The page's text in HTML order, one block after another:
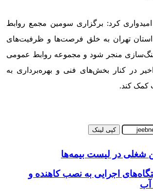
امیدواری کرد: برگزاری سومین مجمع روابط
استان تهران به خلق فرصت‌ها و ظرفیت‌های
منجر شود و مجموعه روابط عمومی
در کنار بخش‌های فنی و بهره‌برداری به
کند.
کپی لینک
شغلی در لیست بیمه‌ها
اجرایی به نصب کاهنده‌ و